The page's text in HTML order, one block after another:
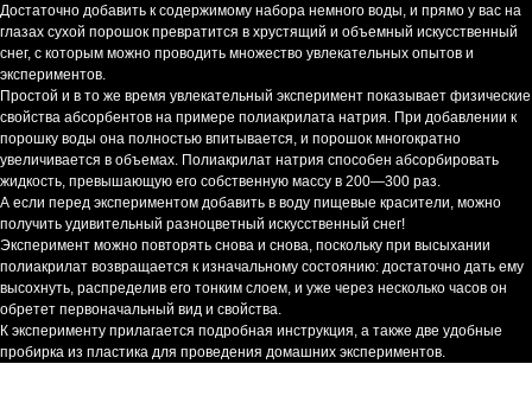
Достаточно добавить к содержимому набора немного воды, и прямо у вас на
глазах сухой порошок превратится в хрустящий и объемный искусственный
снег, с которым можно проводить множество увлекательных опытов и
экспериментов.
Простой и в то же время увлекательный эксперимент показывает физические
свойства абсорбентов на примере полиакрилата натрия. При добавлении к
порошку воды она полностью впитывается, и порошок многократно
увеличивается в объемах. Полиакрилат натрия способен абсорбировать
жидкость, превышающую его собственную массу в 200—300 раз.
А если перед экспериментом добавить в воду пищевые красители, можно
получить удивительный разноцветный искусственный снег!
Эксперимент можно повторять снова и снова, поскольку при высыхании
полиакрилат возвращается к изначальному состоянию: достаточно дать ему
высохнуть, распределив его тонким слоем, и уже через несколько часов он
обретет первоначальный вид и свойства.
К эксперименту прилагается подробная инструкция, а также две удобные
пробирка из пластика для проведения домашних экспериментов.